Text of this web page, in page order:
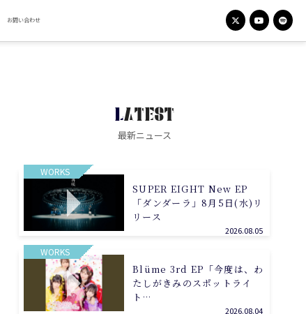
お問い合わせ
LATEST
最新ニュース
WORKS
SUPER EIGHT New EP
「ダンダーラ」8月5日(水)リ
リース
2026.08.05
WORKS
Blüme 3rd EP「今度は、わ
たしがきみのスポットライ
ト…
2026.08.04